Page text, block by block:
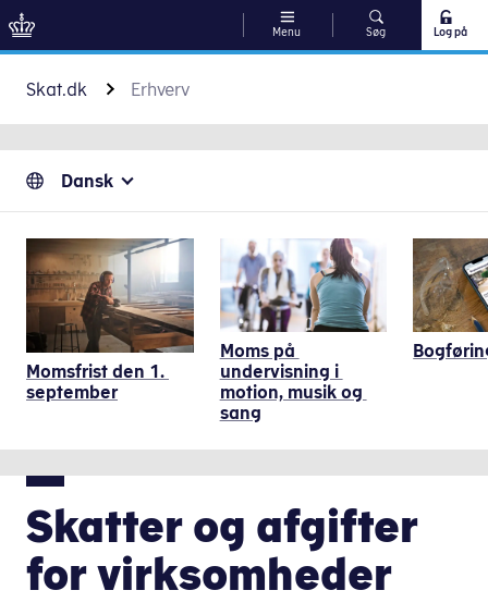
Gå til indhold
Menu Søg Log på
Skat.dk Erhverv
Dansk
Genveje
Momsfrist den 1.
september
Moms på
undervisning i
motion, musik og
sang
Skatter og afgifter
for virksomheder